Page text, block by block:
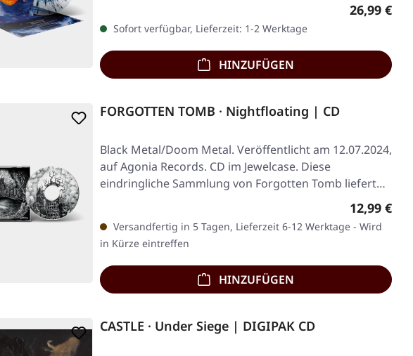
Regulärer
26,99 €
Sofort verfügbar, Lieferzeit: 1-2 Werktage
HINZUFÜGEN
FORGOTTEN TOMB · Nightfloating | CD
Black Metal/Doom Metal. Veröffentlicht am 12.07.2024,
auf Agonia Records. CD im Jewelcase. Diese
eindringliche Sammlung von Forgotten Tomb liefert…
Regulärer
12,99 €
Versandfertig in 5 Tagen, Lieferzeit 6-12 Werktage - Wird
in Kürze eintreffen
HINZUFÜGEN
CASTLE · Under Siege | DIGIPAK CD